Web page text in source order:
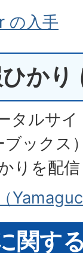
の入手
かり
タルサ
ックス
りを配
関す